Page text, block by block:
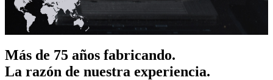
Más de 75 años fabricando.
La razón de nuestra experiencia.